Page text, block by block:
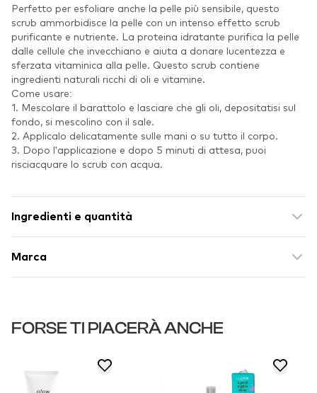
Perfetto per esfoliare anche la pelle più sensibile, questo
scrub ammorbidisce la pelle con un intenso effetto scrub
purificante e nutriente. La proteina idratante purifica la pelle
dalle cellule che invecchiano e aiuta a donare lucentezza e
sferzata vitaminica alla pelle. Questo scrub contiene
ingredienti naturali ricchi di oli e vitamine.
Come usare:
1. Mescolare il barattolo e lasciare che gli oli, depositatisi sul
fondo, si mescolino con il sale.
2. Applicalo delicatamente sulle mani o su tutto il corpo.
3. Dopo l'applicazione e dopo 5 minuti di attesa, puoi
risciacquare lo scrub con acqua.
Ingredienti e quantità
Marca
FORSE TI PIACERÀ ANCHE